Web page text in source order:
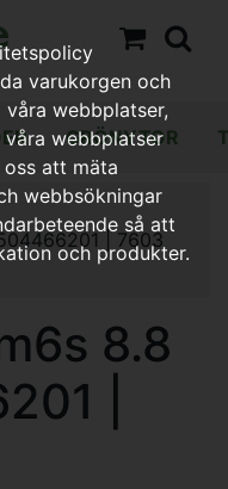
GRÖNYTOR
| 7603
8.8
|
varukorgen och
webbplatser,
webbplatser
att mäta
webbsökningar
så att
och produkter.